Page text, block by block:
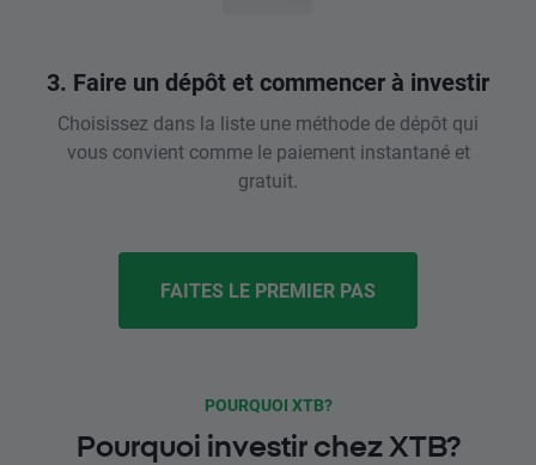
3. Faire un dépôt et commencer à investir
Choisissez dans la liste une méthode de dépôt qui
vous convient comme le paiement instantané et
gratuit.
FAITES LE PREMIER PAS
POURQUOI XTB?
Pourquoi investir chez XTB?